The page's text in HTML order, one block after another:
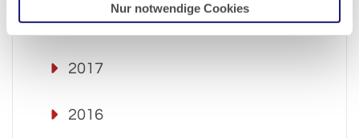
Nur notwendige Cookies
2018
2017
2016